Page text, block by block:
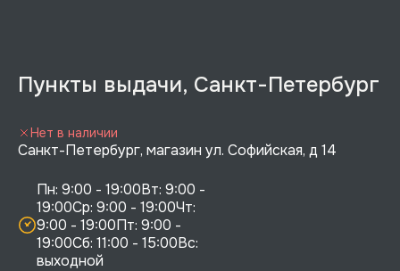
Пункты выдачи, Санкт-Петербург
Санкт-Петербург, магазин ул. Софийская, д 14
Пн: 9:00 - 19:00Вт: 9:00 -
19:00Ср: 9:00 - 19:00Чт:
9:00 - 19:00Пт: 9:00 -
19:00Сб: 11:00 - 15:00Вс:
выходной
Нет в наличии